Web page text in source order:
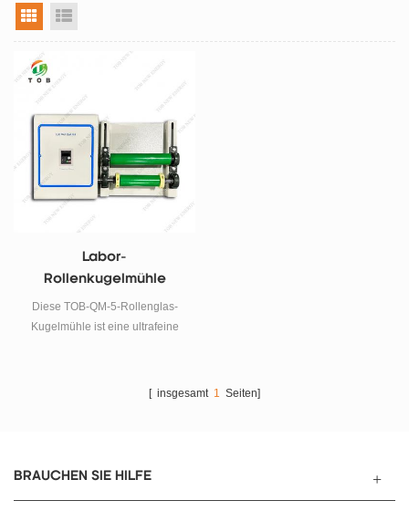
Rasteransicht
Labor-
Rollenkugelmühle
Diese TOB-QM-5-Rollenglas-
Kugelmühle ist eine ultrafeine
Kleinserienproduktion.[ insgesamt 1 Seiten]
BRAUCHEN SIE HILFE